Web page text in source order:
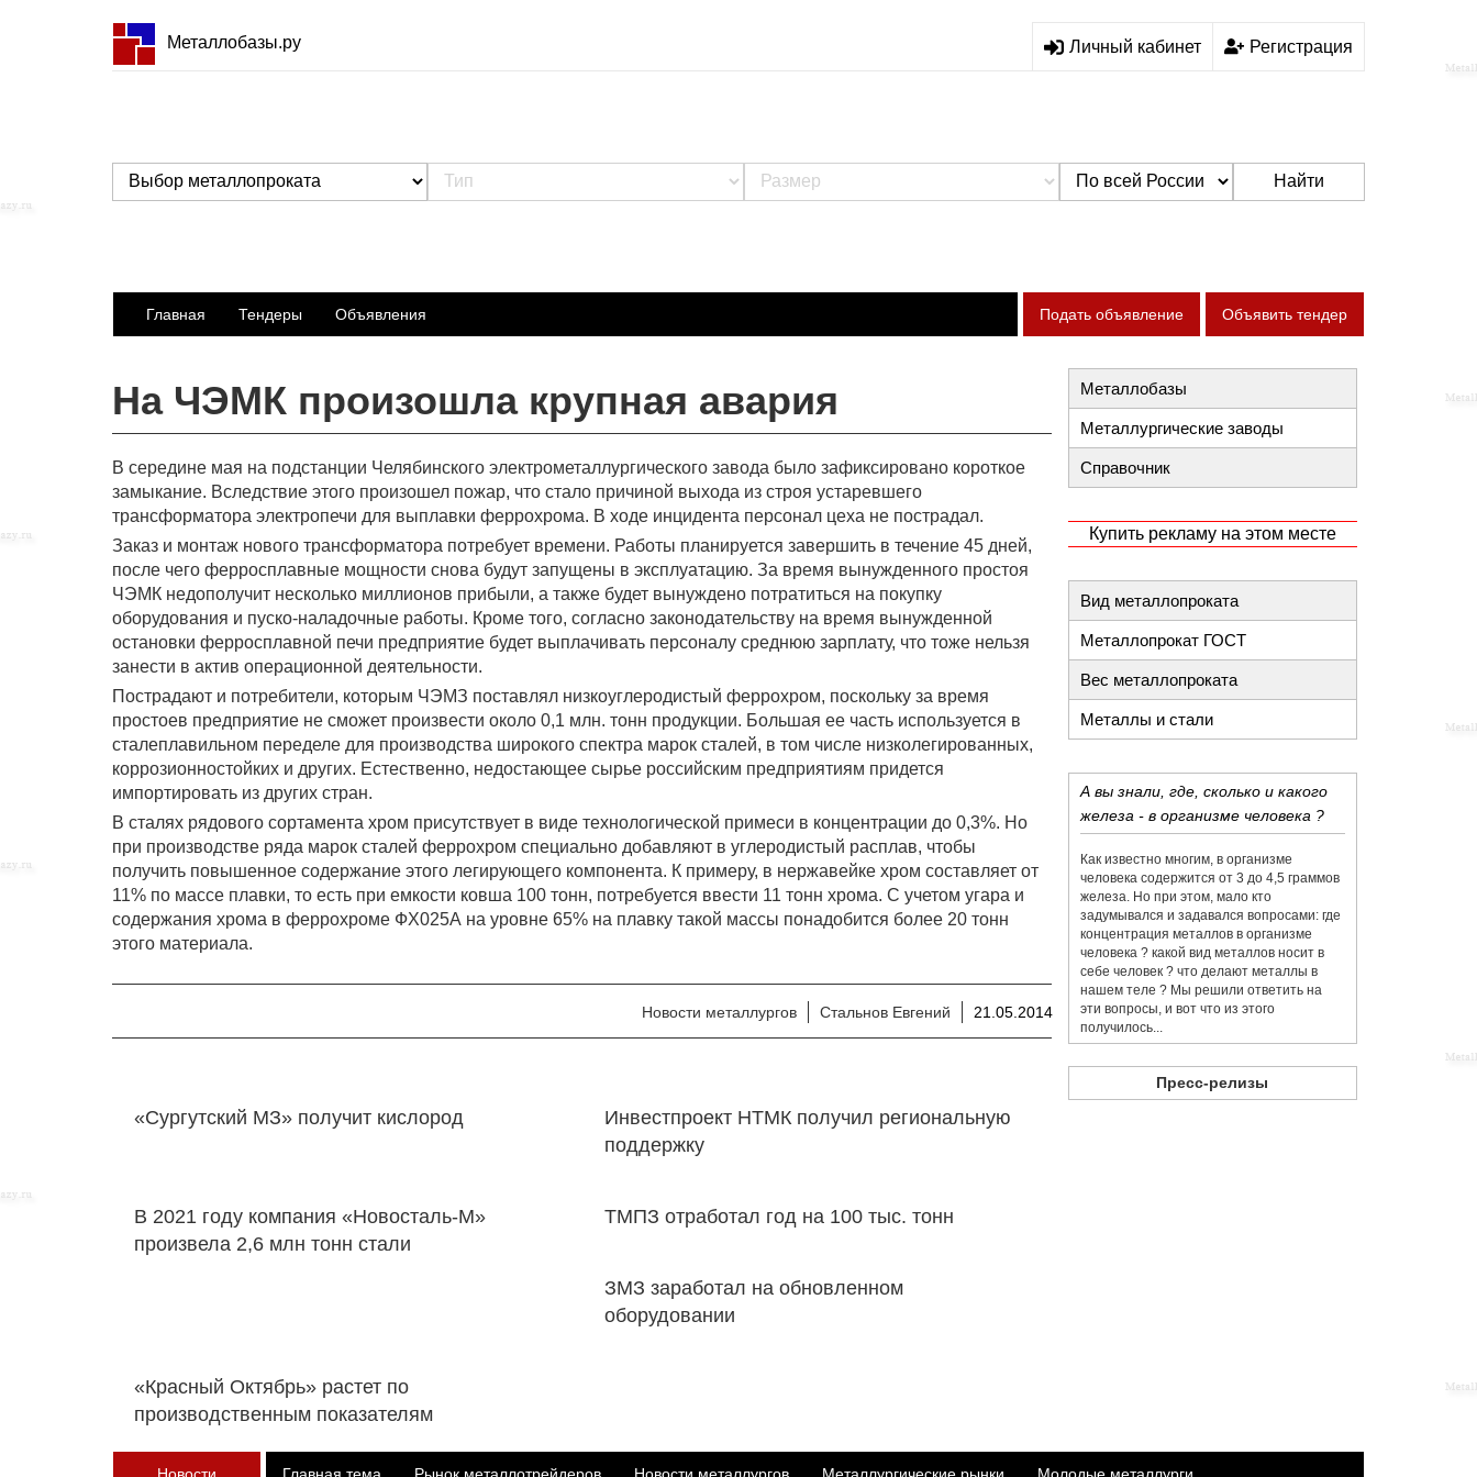
Металлобазы.ру Личный кабинет Регистрация
Найти
Главная Тендеры Объявления Подать объявление Объявить тендер
На ЧЭМК произошла крупная авария
В середине мая на подстанции Челябинского электрометаллургического завода было зафиксировано короткое
замыкание. Вследствие этого произошел пожар, что стало причиной выхода из строя устаревшего
трансформатора электропечи для выплавки феррохрома. В ходе инцидента персонал цеха не пострадал.
Заказ и монтаж нового трансформатора потребует времени. Работы планируется завершить в течение 45 дней,
после чего ферросплавные мощности снова будут запущены в эксплуатацию. За время вынужденного простоя
ЧЭМК недополучит несколько миллионов прибыли, а также будет вынуждено потратиться на покупку
оборудования и пуско-наладочные работы. Кроме того, согласно законодательству на время вынужденной
остановки ферросплавной печи предприятие будет выплачивать персоналу среднюю зарплату, что тоже нельзя
занести в актив операционной деятельности.
Пострадают и потребители, которым ЧЭМЗ поставлял низкоуглеродистый феррохром, поскольку за время
простоев предприятие не сможет произвести около 0,1 млн. тонн продукции. Большая ее часть используется в
сталеплавильном переделе для производства широкого спектра марок сталей, в том числе низколегированных,
коррозионностойких и других. Естественно, недостающее сырье российским предприятиям придется
импортировать из других стран.
В сталях рядового сортамента хром присутствует в виде технологической примеси в концентрации до 0,3%. Но
при производстве ряда марок сталей феррохром специально добавляют в углеродистый расплав, чтобы
получить повышенное содержание этого легирующего компонента. К примеру, в нержавейке хром составляет от
11% по массе плавки, то есть при емкости ковша 100 тонн, потребуется ввести 11 тонн хрома. С учетом угара и
содержания хрома в феррохроме ФХ025А на уровне 65% на плавку такой массы понадобится более 20 тонн
этого материала.
Новости металлургов Стальнов Евгений 21.05.2014
«Сургутский МЗ» получит кислород
Инвестпроект НТМК получил региональную
поддержку
В 2021 году компания «Новосталь-М»
произвела 2,6 млн тонн стали
ТМПЗ отработал год на 100 тыс. тонн
ЗМЗ заработал на обновленном
оборудовании
«Красный Октябрь» растет по
производственным показателям
Металлобазы
Металлургические заводы
Справочник
Купить рекламу на этом месте
Вид металлопроката
Металлопрокат ГОСТ
Вес металлопроката
Металлы и стали
А вы знали, где, сколько и какого
железа - в организме человека ?
Как известно многим, в организме
человека содержится от 3 до 4,5 граммов
железа. Но при этом, мало кто
задумывался и задавался вопросами: где
концентрация металлов в организме
человека ? какой вид металлов носит в
себе человек ? что делают металлы в
нашем теле ? Мы решили ответить на
эти вопросы, и вот что из этого
получилось...
Пресс-релизы